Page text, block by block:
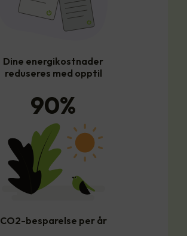
Dine energikostnader
reduseres med opptil
90%
CO2-besparelse per år